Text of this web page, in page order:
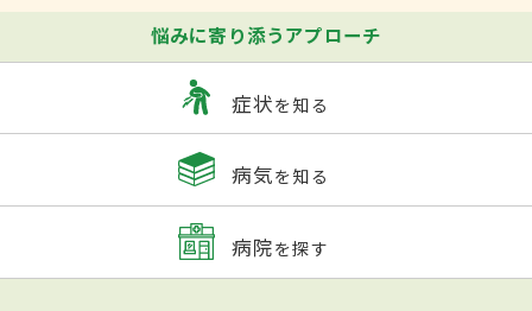
悩みに寄り添うアプローチ
症状を知る
病気を知る
病院を探す